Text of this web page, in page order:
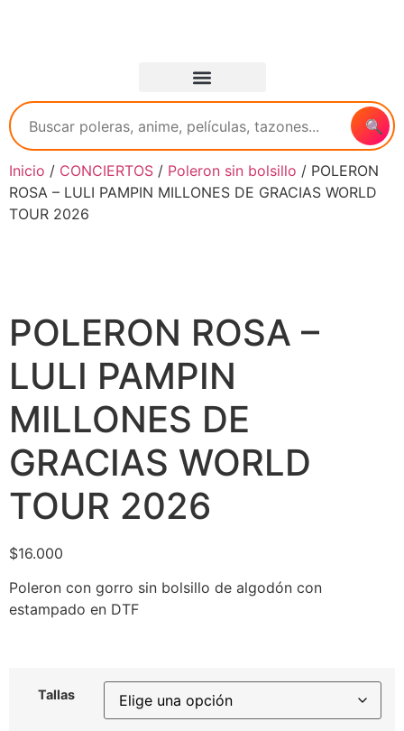
🔍
Inicio / CONCIERTOS / Poleron sin bolsillo / POLERON
ROSA – LULI PAMPIN MILLONES DE GRACIAS WORLD
TOUR 2026
POLERON ROSA –
LULI PAMPIN
MILLONES DE
GRACIAS WORLD
TOUR 2026
$16.000
Poleron con gorro sin bolsillo de algodón con
estampado en DTF
Tallas